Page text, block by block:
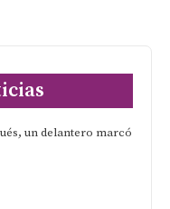
un delantero marcó